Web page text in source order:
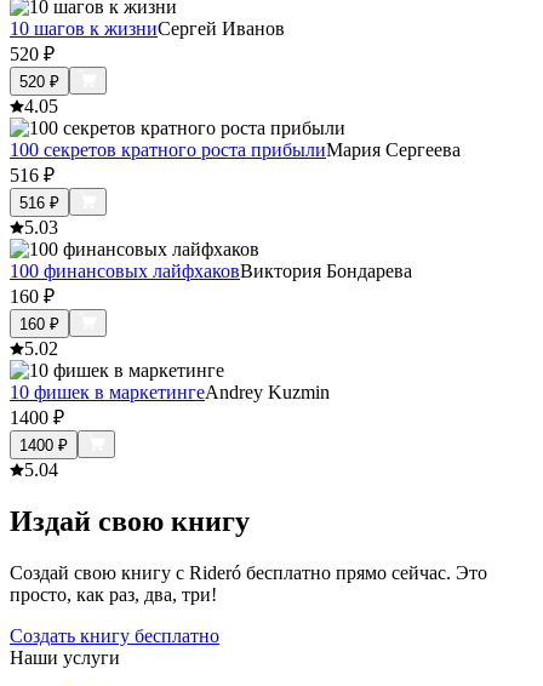
10 шагов к жизниСергей Иванов
520 ₽
520 ₽
4.05
100 секретов кратного роста прибылиМария Сергеева
516 ₽
516 ₽
5.03
100 финансовых лайфхаковВиктория Бондарева
160 ₽
160 ₽
5.02
10 фишек в маркетингеAndrey Kuzmin
1400 ₽
1400 ₽
5.04
Издай свою книгу
Создай свою книгу с Rideró бесплатно прямо сейчас. Это
просто, как раз, два, три!
Создать книгу бесплатно
Наши услуги